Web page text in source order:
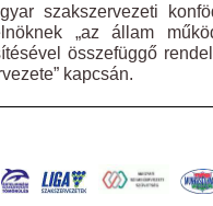
szakszervezeti
„az állam
összefüggő
kapcsán.